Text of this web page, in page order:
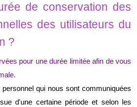
de conservation des
des utilisateurs du
?
pour une durée limitée afin de vous
qui nous sont communiquées
d'une certaine période et selon les